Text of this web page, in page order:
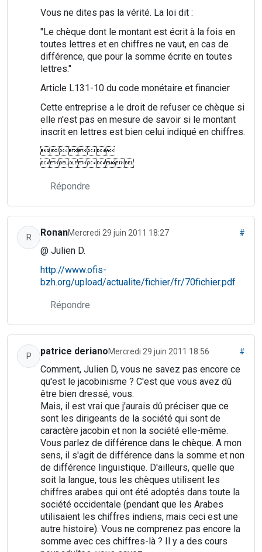
Vous ne dites pas la vérité. La loi dit :
"Le chèque dont le montant est écrit à la fois en
toutes lettres et en chiffres ne vaut, en cas de
différence, que pour la somme écrite en toutes
lettres."
Article L131-10 du code monétaire et financier
Cette entreprise a le droit de refuser ce chèque si
elle n'est pas en mesure de savoir si le montant
inscrit en lettres est bien celui indiqué en chiffres.


Répondre
R RonanMercredi 29 juin 2011 18:27 #
@ Julien D.
http://www.ofis-
bzh.org/upload/actualite/fichier/fr/70fichier.pdf
Répondre
P patrice derianoMercredi 29 juin 2011 18:56 #
Comment, Julien D, vous ne savez pas encore ce
qu'est le jacobinisme ? C'est que vous avez dû
être bien dressé, vous.
Mais, il est vrai que j'aurais dû préciser que ce
sont les dirigeants de la société qui sont de
caractère jacobin et non la société elle-même.
Vous parlez de différence dans le chèque. A mon
sens, il s'agit de différence dans la somme et non
de différence linguistique. D'ailleurs, quelle que
soit la langue, tous les chèques utilisent les
chiffres arabes qui ont été adoptés dans toute la
société occidentale (pendant que les Arabes
utilisaient les chiffres indiens, mais ceci est une
autre histoire). Vous ne comprenez pas encore la
somme avec ces chiffres-là ? Il y a des cours